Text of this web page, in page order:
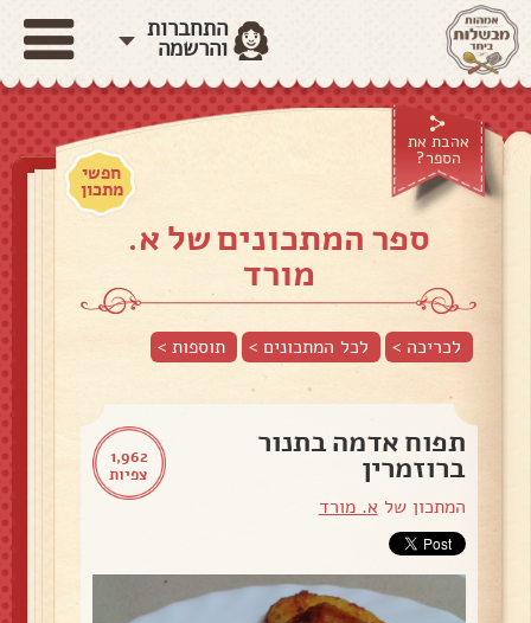
התחברות
והרשמה
אהבת את
הספר?
חפשי
מתכון
ספר המתכונים של א.
מורד
לכריכה > לכל המתכונים > תוספות>
1,962
צפיות
תפוח אדמה בתנור
ברוזמרין
המתכון של א. מורד